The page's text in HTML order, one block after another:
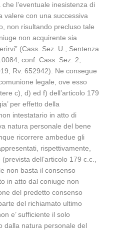
l’eventuale inesistenza di
valere con una successiva
non risultando precluso tale
non acquirente sia
(Cass. Sez. U., Sentenza
conf. Cass. Sez. 2,
Rv. 652942). Ne consegue
legale, ove esso
c), d) ed f) dell’articolo 179
per effetto della
intestatario in atto di
natura personale del bene
ricorrere ambedue gli
rispettivamente,
dell’articolo 179 c.c.,
non basta il consenso
in atto dal coniuge non
del predetto consenso
del richiamato ultimo
e’ sufficiente il solo
dalla natura personale del